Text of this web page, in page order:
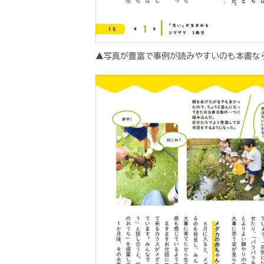
▲写真が豊富で事例が読みやすいのも本書な